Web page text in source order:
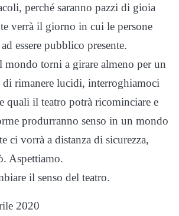
perché saranno pazzi di gioia
verrà il giorno in cui le persone
essere pubblico presente.
mondo torni a girare almeno per un
di rimanere lucidi, interroghiamoci
quali il teatro potrà ricominciare e
produrranno senso in un mondo
ci vorrà a distanza di sicurezza,
Aspettiamo.
il senso del teatro.
2020